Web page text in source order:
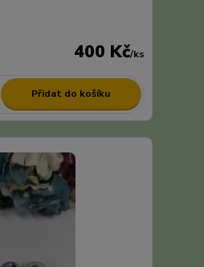
400 Kč/ks
Přidat do košíku